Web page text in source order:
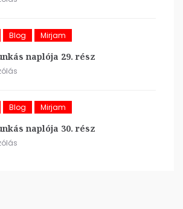
Blog Mirjam
naplója 29. rész
Blog Mirjam
naplója 30. rész